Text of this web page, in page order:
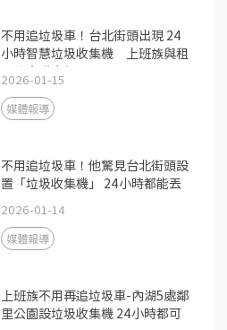
不用追垃圾車！台北街頭出現 24
小時智慧垃圾收集機 上班族與租
屋族大讚方便
2026-01-15
媒體報導
不用追垃圾車！他驚見台北街頭設
置「垃圾收集機」 24小時都能丟
2026-01-14
媒體報導
上班族不用再追垃圾車-內湖5處鄰
里公園設垃圾收集機 24小時都可